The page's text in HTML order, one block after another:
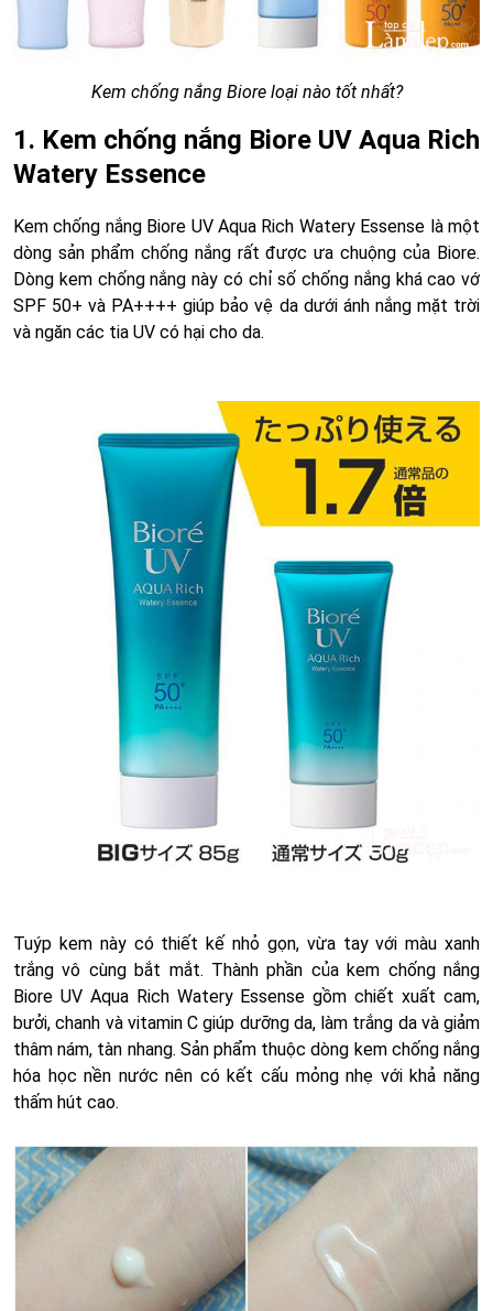
Kem chống nắng Biore loại nào tốt nhất?
1. Kem chống nắng Biore UV Aqua Rich
Watery Essence
Kem chống nắng Biore UV Aqua Rich Watery Essense là một
dòng sản phẩm chống nắng rất được ưa chuộng của Biore.
Dòng kem chống nắng này có chỉ số chống nắng khá cao vớ
SPF 50+ và PA++++ giúp bảo vệ da dưới ánh nắng mặt trời
và ngăn các tia UV có hại cho da.
Tuýp kem này có thiết kế nhỏ gọn, vừa tay với màu xanh
trắng vô cùng bắt mắt. Thành phần của kem chống nắng
Biore UV Aqua Rich Watery Essense gồm chiết xuất cam,
bưởi, chanh và vitamin C giúp dưỡng da, làm trắng da và giảm
thâm nám, tàn nhang. Sản phẩm thuộc dòng kem chống nắng
hóa học nền nước nên có kết cấu mỏng nhẹ với khả năng
thấm hút cao.